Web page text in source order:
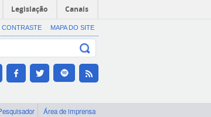
Legislação Canais
CONTRASTE MAPA DO SITE
Área de imprensa